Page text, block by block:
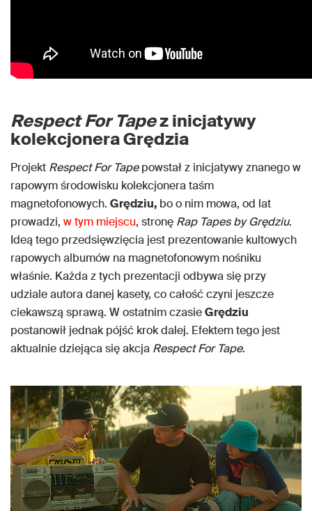
Respect For Tapez inicjatywy
kolekcjonera Grędzia
Projekt Respect For Tapepowstał z inicjatywy znanego w
rapowym środowisku kolekcjonera taśm
magnetofonowych. Grędziu, bo o nim mowa, od lat
prowadzi, w tym miejscu, stronę Rap Tapes by Grędziu.
Ideą tego przedsięwzięcia jest prezentowanie kultowych
rapowych albumów na magnetofonowym nośniku
właśnie. Każda z tych prezentacji odbywa się przy
udziale autora danej kasety, co całość czyni jeszcze
ciekawszą sprawą. W ostatnim czasieGrędziu
postanowił jednak pójść krok dalej. Efektem tego jest
aktualnie dziejąca się akcja Respect For Tape.